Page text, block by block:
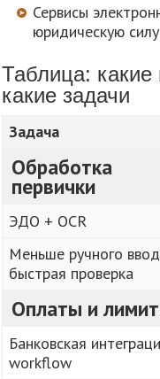
Сервисы
юридическую
Таблица:
какие задачи
Задача
Обработка
первички
ЭДО + OCR
Меньше ручного
быстрая проверка
Оплаты и
Банковская
workflow